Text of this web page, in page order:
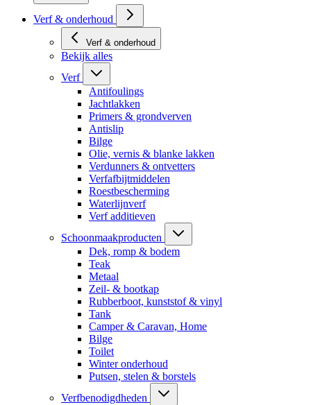
Verf & onderhoud
Verf & onderhoud
Bekijk alles
Verf
Antifoulings
Jachtlakken
Primers & grondverven
Antislip
Bilge
Olie, vernis & blanke lakken
Verdunners & ontvetters
Verfafbijtmiddelen
Roestbescherming
Waterlijnverf
Verf additieven
Schoonmaakproducten
Dek, romp & bodem
Teak
Metaal
Zeil- & bootkap
Rubberboot, kunststof & vinyl
Tank
Camper & Caravan, Home
Bilge
Toilet
Winter onderhoud
Putsen, stelen & borstels
Verfbenodigdheden